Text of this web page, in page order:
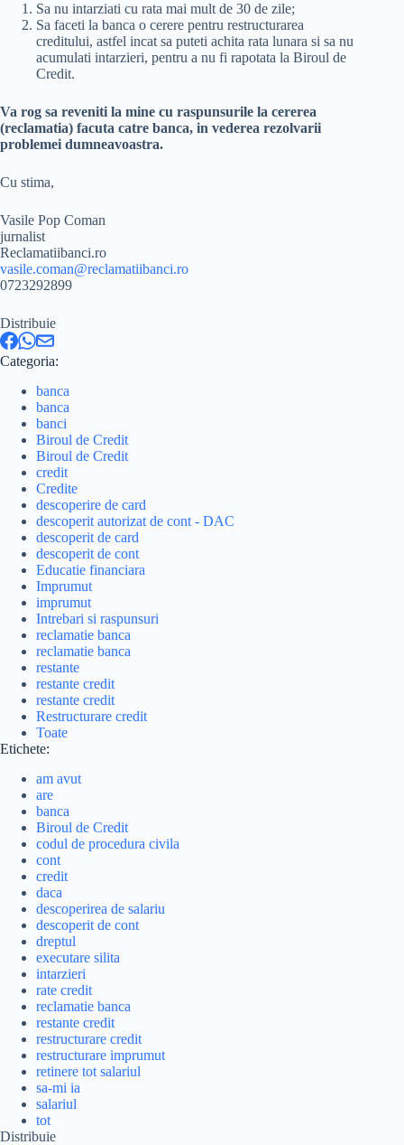
Sa nu intarziati cu rata mai mult de 30 de zile;
Sa faceti la banca o cerere pentru restructurarea
creditului, astfel incat sa puteti achita rata lunara si sa nu
acumulati intarzieri, pentru a nu fi rapotata la Biroul de
Credit.
Va rog sa reveniti la mine cu raspunsurile la cererea
(reclamatia) facuta catre banca, in vederea rezolvarii
problemei dumneavoastra.
Cu stima,
Vasile Pop Coman
jurnalist
Reclamatiibanci.ro
vasile.coman@reclamatiibanci.ro
0723292899
Distribuie
Categoria:
banca
banca
banci
Biroul de Credit
Biroul de Credit
credit
Credite
descoperire de card
descoperit autorizat de cont - DAC
descoperit de card
descoperit de cont
Educatie financiara
Imprumut
imprumut
Intrebari si raspunsuri
reclamatie banca
reclamatie banca
restante
restante credit
restante credit
Restructurare credit
Toate
Etichete:
am avut
are
banca
Biroul de Credit
codul de procedura civila
cont
credit
daca
descoperirea de salariu
descoperit de cont
dreptul
executare silita
intarzieri
rate credit
reclamatie banca
restante credit
restructurare credit
restructurare imprumut
retinere tot salariul
sa-mi ia
salariul
tot
Distribuie